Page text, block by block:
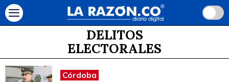
DELITOS
ELECTORALES
Córdoba